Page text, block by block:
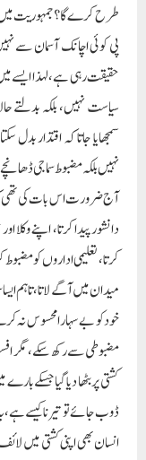
طرح کرے گا؟ جمہوریت میں
پی کوئی اچانک آسمان سے
حقیقت رہی ہے، لہذا ایسے
سیاست نہیں، بلکہ بدلتے
سمجھایا جاتا کہ اقتدار
نہیں بلکہ مضبوط سماجی
آج ضرورت اس بات کی تھی کہ
دانشور پیدا کرتا، اپنے وکلا
کرتا، تعلیمی اداروں کو
میدان میں آگے لاتا، تاہم
خود کو بے سہارا محسوس نہ
مضبوطی سے رکھ سکے، مگر
کشتی پر بٹھا دیا گیا جسکے
ڈوب جائے تو تیرنا کیسے ہے،
انسان بھی اپنی کشتی میں